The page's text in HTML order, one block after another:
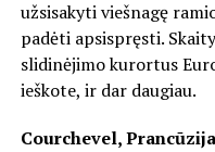
užsisakyti viešnagę
padėti apsispręsti.
slidinėjimo kurortus
ieškote, ir dar daugiau.
Courchevel, Prancūzija